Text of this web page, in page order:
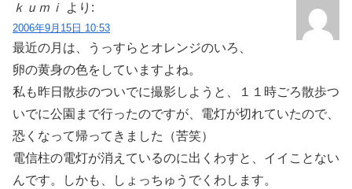
ｋｕｍｉ より:
2006年9月15日 10:53
最近の月は、うっすらとオレンジのいろ、
卵の黄身の色をしていますよね。
私も昨日散歩のついでに撮影しようと、１１時ごろ散歩つ
いでに公園まで行ったのですが、電灯が切れていたので、
恐くなって帰ってきました（苦笑）
電信柱の電灯が消えているのに出くわすと、イイことない
んです。しかも、しょっちゅうでくわします。